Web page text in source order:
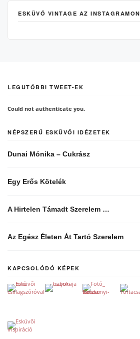
ESKÜVŐ VINTAGE AZ INSTAGRAMON
LEGUTÓBBI TWEET-EK
Could not authenticate you.
NÉPSZERŰ ESKÜVŐI IDÉZETEK
Dunai Mónika – Cukrász
Egy Erős Kötelék
A Hirtelen Támadt Szerelem …
Az Egész Életen Át Tartó Szerelem
KAPCSOLÓDÓ KÉPEK